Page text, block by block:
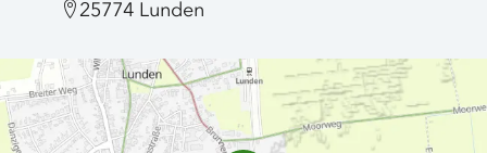
25774 Lunden